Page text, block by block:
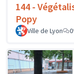
144 -
Popy
Ville de Lyon 0